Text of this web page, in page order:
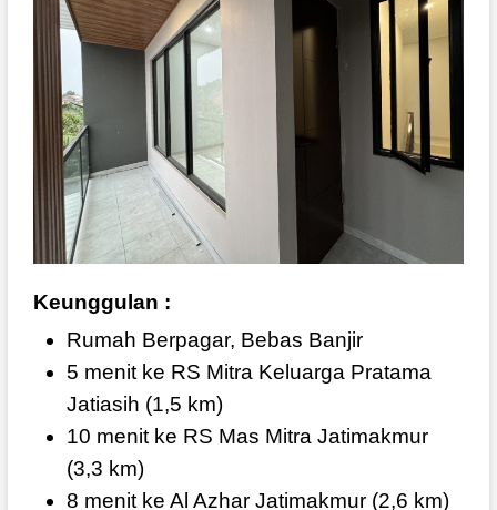
Keunggulan :
Rumah Berpagar, Bebas Banjir
5 menit ke RS Mitra Keluarga Pratama
Jatiasih (1,5 km)
10 menit ke RS Mas Mitra Jatimakmur
(3,3 km)
8 menit ke Al Azhar Jatimakmur (2,6 km)